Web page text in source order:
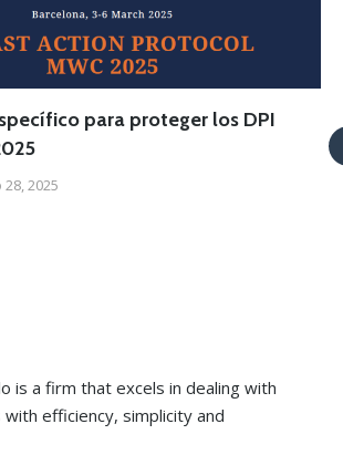
para proteger los DPI
2025
is a firm that excels in dealing with
efficiency, simplicity and